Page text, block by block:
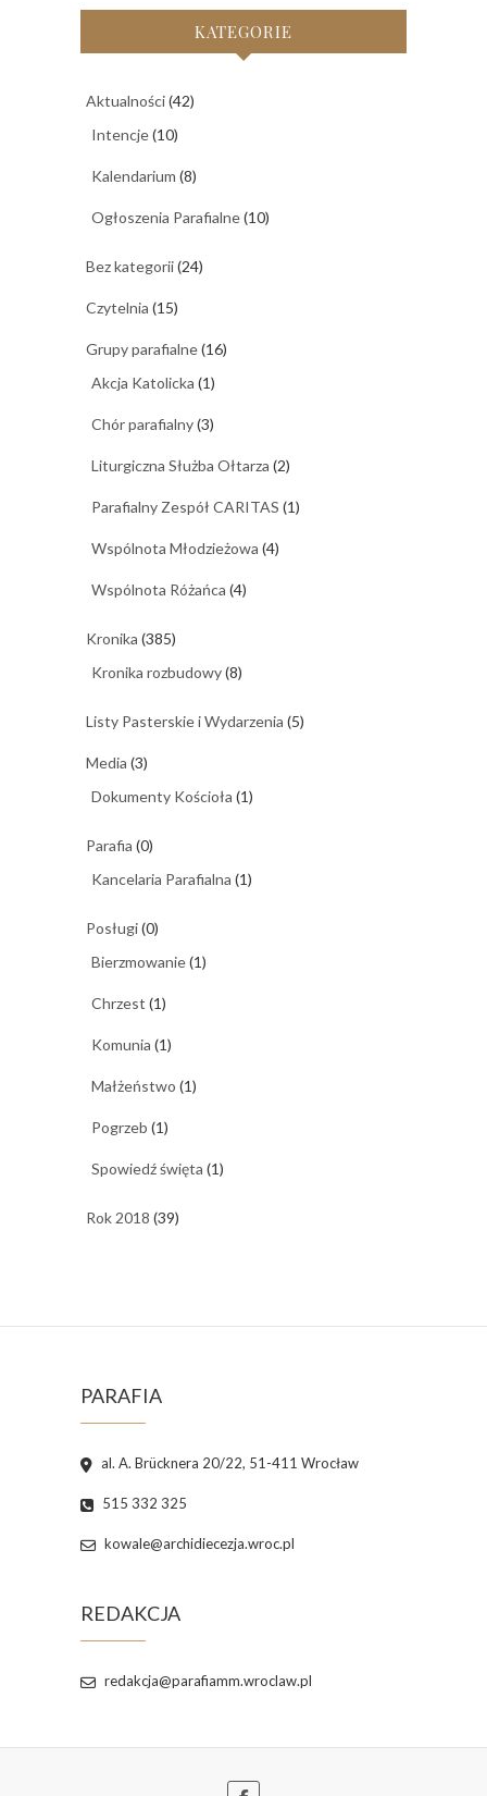
KATEGORIE
Aktualności(42)
Intencje(10)
Kalendarium (8)
Ogłoszenia Parafialne(10)
Bez kategorii(24)
Czytelnia (15)
Grupy parafialne(16)
Akcja Katolicka (1)
Chór parafialny(3)
Liturgiczna Służba Ołtarza (2)
Parafialny Zespół CARITAS (1)
Wspólnota Młodzieżowa (4)
Wspólnota Różańca (4)
Kronika (385)
Kronika rozbudowy(8)
Listy Pasterskie i Wydarzenia (5)
Media (3)
Dokumenty Kościoła (1)
Parafia (0)
Kancelaria Parafialna (1)
Posługi(0)
Bierzmowanie(1)
Chrzest (1)
Komunia (1)
Małżeństwo (1)
Pogrzeb (1)
Spowiedź święta (1)
Rok 2018 (39)
PARAFIA
al. A. Brücknera 20/22, 51-411 Wrocław
515 332 325
kowale@archidiecezja.wroc.pl
REDAKCJA
redakcja@parafiamm.wroclaw.pl